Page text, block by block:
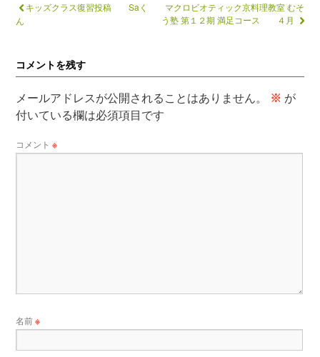
キッズクラス復習投稿 Saく
ん
マクロビオティック京料理教室 むそ
う塾 第１２期 満足コース ４月
コメントを残す
メールアドレスが公開されることはありません。 ※ が
付いている欄は必須項目です
コメント※
名前※